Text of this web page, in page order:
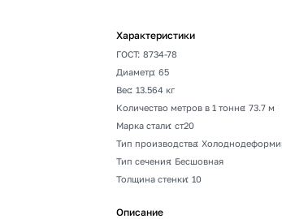
Характеристики
ГОСТ: 8734-78
Диаметр: 65
Вес: 13.564 кг
Количество метров в 1 тонне: 73.7 м
Марка стали: ст20
Тип производства:
Тип сечения: Бесшовная
Толщина стенки: 10
Описание